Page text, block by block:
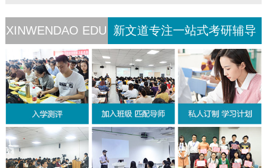
XINWENDAO EDU 新文道专注一站式考研辅导